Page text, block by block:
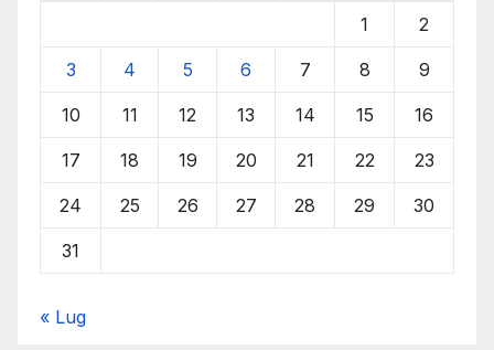
1 2
3 4 5 6 7 8 9
10 11 12 13 14 15 16
17 18 19 20 21 22 23
24 25 26 27 28 29 30
31
« Lug